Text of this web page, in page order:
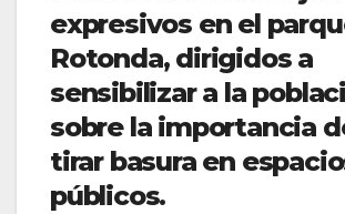
expresivos en el
Rotonda, dirigidos a
sensibilizar a la
sobre la importancia
tirar basura en
públicos.